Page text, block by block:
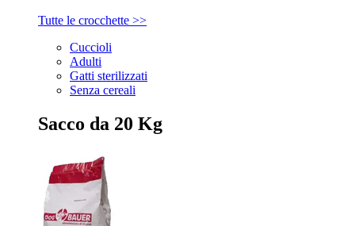
Tutte le crocchette >>
Cuccioli
Adulti
Gatti sterilizzati
Senza cereali
Sacco da 20 Kg